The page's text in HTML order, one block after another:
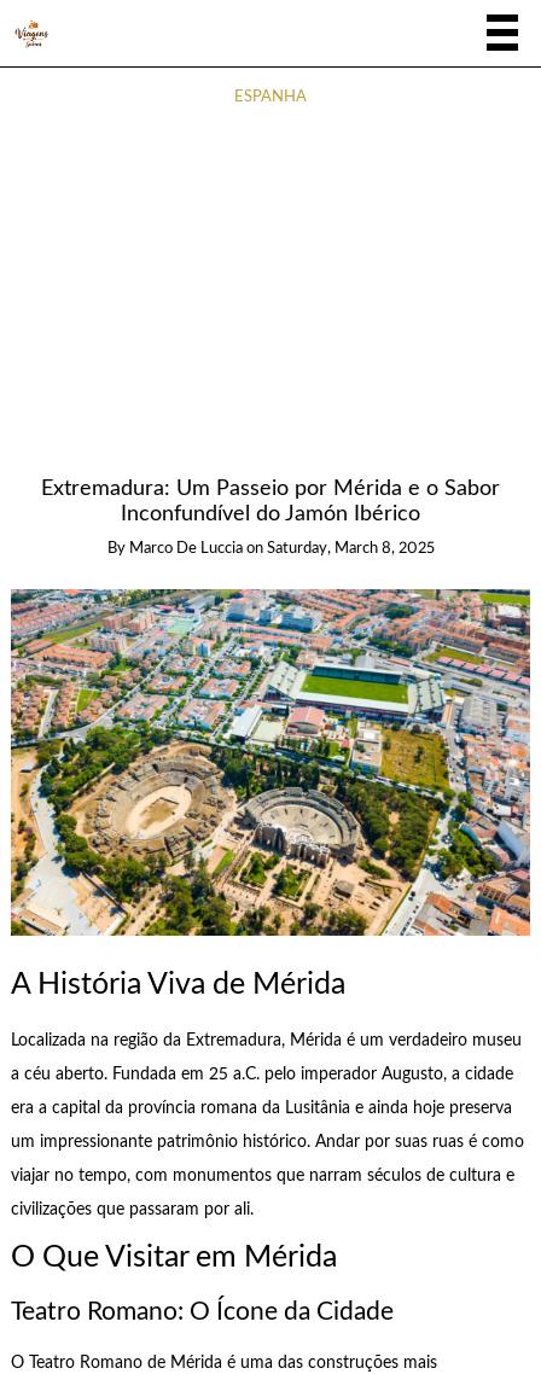
ESPANHA
Extremadura: Um Passeio por Mérida e o Sabor
Inconfundível do Jamón Ibérico
By Marco De Luccia on Saturday, March 8, 2025
A História Viva de Mérida
Localizada na região da Extremadura, Mérida é um verdadeiro museu
a céu aberto. Fundada em 25 a.C. pelo imperador Augusto, a cidade
era a capital da província romana da Lusitânia e ainda hoje preserva
um impressionante patrimônio histórico. Andar por suas ruas é como
viajar no tempo, com monumentos que narram séculos de cultura e
civilizações que passaram por ali.
O Que Visitar em Mérida
Teatro Romano: O Ícone da Cidade
O Teatro Romano de Mérida é uma das construções mais